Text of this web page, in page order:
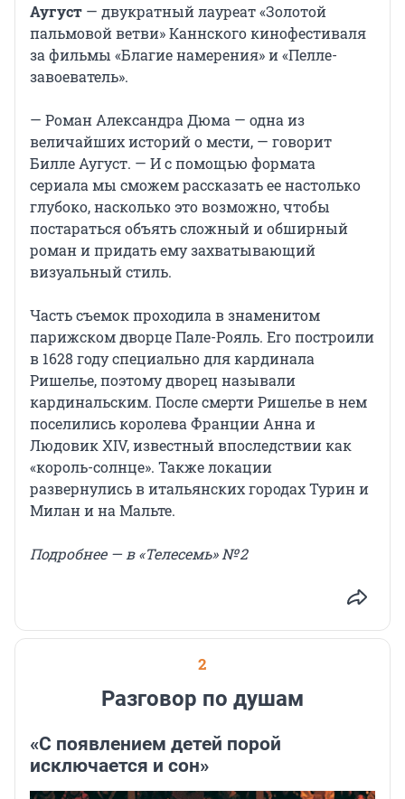
Аугуст — двукратный лауреат «Золотой
пальмовой ветви» Каннского кинофестиваля
за фильмы «Благие намерения» и «Пелле-
завоеватель».
— Роман Александра Дюма — одна из
величайших историй о мести, — говорит
Билле Аугуст. — И с помощью формата
сериала мы сможем рассказать ее настолько
глубоко, насколько это возможно, чтобы
постараться объять сложный и обширный
роман и придать ему захватывающий
визуальный стиль.
Часть съемок проходила в знаменитом
парижском дворце Пале-Рояль. Его построили
в 1628 году специально для кардинала
Ришелье, поэтому дворец называли
кардинальским. После смерти Ришелье в нем
поселились королева Франции Анна и
Людовик XIV, известный впоследствии как
«король-солнце». Также локации
развернулись в итальянских городах Турин и
Милан и на Мальте.
Подробнее — в «Телесемь» № 2
2
Разговор по душам
«С появлением детей порой
исключается и сон»